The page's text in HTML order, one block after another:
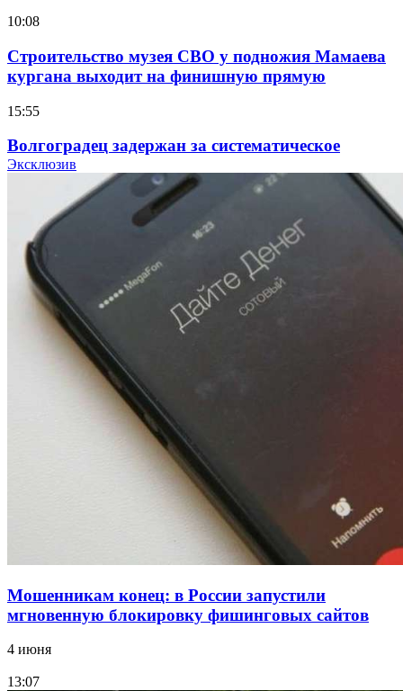
10:08
Строительство музея СВО у подножия Мамаева
кургана выходит на финишную прямую
15:55
Волгоградец задержан за систематическое
распространение фейков о ВС РФ
334 учреждения под контролем: в Волгограде
проверяют готовность школ и детсадов к
учебному году
13:47
Покушение на убийство в Волгограде: девушка
напала на незнакомую женщину с ножом
Сладкий праздник в Волгограде: в Центральном
парке прошёл фестиваль „Арбузный переполох“
Эксклюзив
Мошенникам конец: в России запустили
мгновенную блокировку фишинговых сайтов
4 июня
13:07